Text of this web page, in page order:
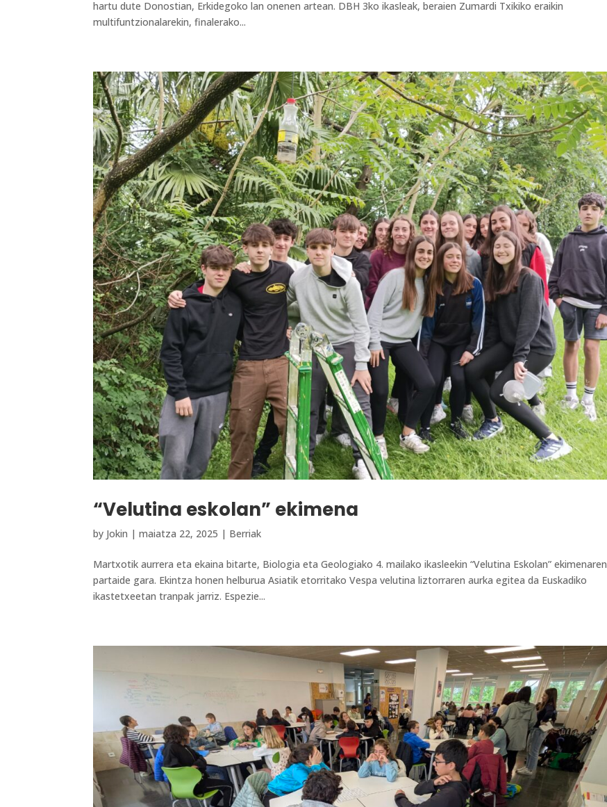
hartu dute Donostian, Erkidegoko lan onenen artean. DBH 3ko ikasleak, beraien Zumardi Txikiko eraikin
multifuntzionalarekin, finalerako...
“Velutina eskolan” ekimena
by Jokin |maiatza 22, 2025 | Berriak
Martxotik aurrera eta ekaina bitarte, Biologia eta Geologiako 4. mailako ikasleekin “Velutina Eskolan” ekimenaren
partaide gara. Ekintza honen helburua Asiatik etorritako Vespa velutina liztorraren aurka egitea da Euskadiko
ikastetxeetan tranpak jarriz. Espezie...